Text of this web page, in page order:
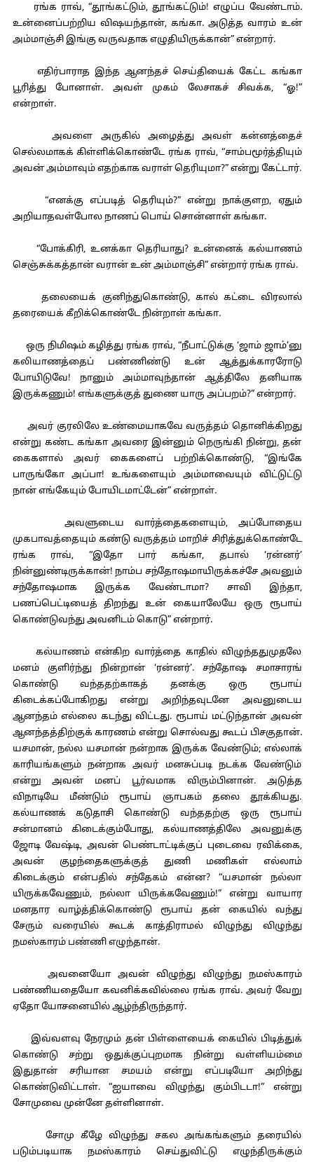
ரங்க ராவ், “தூங்கட்டும், தூங்கட்டும்! எழுப்ப வேண்டாம்.
உன்னைப்பற்றிய விஷயந்தான், கங்கா. அடுத்த வாரம் உன்
அம்மாஞ்சி இங்கு வருவதாக எழுதியிருக்கான்” என்றார்.
எதிர்பாராத இந்த ஆனந்தச் செய்தியைக் கேட்ட கங்கா
பூரித்து போனாள். அவள் முகம் லேசாகச் சிவக்க, “ஓ!”
என்றாள்.
அவளை அருகில் அழைத்து அவள் கன்னத்தைச்
செல்லமாகக் கிள்ளிக்கொண்டே ரங்க ராவ், “சாம்பமூர்த்தியும்
அவன் அம்மாவும் எதற்காக வராள் தெரியுமா?” என்று கேட்டார்.
“எனக்கு எப்படித் தெரியும்?” என்று நாக்குளற, ஏதும்
அறியாதவள்போல நாணப் பொய் சொன்னாள் கங்கா.
“போக்கிரி, உனக்கா தெரியாது? உன்னைக் கல்யாணம்
செஞ்சுக்கத்தான் வரான் உன் அம்மாஞ்சி” என்றார் ரங்க ராவ்.
தலையைக் குனிந்துகொண்டு, கால் கட்டை விரலால்
தரையைக் கீறிக்கொண்டே நின்றாள் கங்கா.
ஒரு நிமிஷம் கழித்து ரங்க ராவ், “நீபாட்டுக்கு ‘ஜாம் ஜாம்’னு
கலியாணத்தைப் பண்ணிண்டு உன் ஆத்துக்காரரோடு
போயிடுவே! நானும் அம்மாவுந்தான் ஆத்திலே தனியாக
இருக்கணும்! எங்களுக்குத் துணை யாரு அப்பறம்?” என்றார்.
அவர் குரலிலே உண்மையாகவே வருத்தம் தொனிக்கிறது
என்று கண்ட கங்கா அவரை இன்னும் நெருங்கி நின்று, தன்
கைகளால் அவர் கைகளைப் பற்றிக்கொண்டு, “இங்கே
பாருங்கோ அப்பா! உங்களையும் அம்மாவையும் விட்டுட்டு
நான் எங்கேயும் போயிடமாட்டேன்” என்றாள்.
அவளுடைய வார்த்தைகளையும், அப்போதைய
முகபாவத்தையும் கண்டு வருத்தம் மாறிச் சிரித்துக்கொண்டே
ரங்க ராவ், “இதோ பார் கங்கா, தபால் ‘ரன்னர்’
நின்னுண்டிருக்கான்! நாம்ப சந்தோஷமாயிருக்கச்சே அவனும்
சந்தோஷமாக இருக்க வேண்டாமா? சாவி இந்தா,
பணப்பெட்டியைத் திறந்து உன் கையாலேயே ஒரு ரூபாய்
கொண்டுவந்து அவனிடம் கொடு” என்றார்.
கல்யாணம் என்கிற வார்த்தை காதில் விழுந்ததுமுதலே
மனம் குளிர்ந்து நின்றான் ‘ரன்னர்’. சந்தோஷ சமாசாரங்
கொண்டு வந்ததற்காகத் தனக்கு ஒரு ரூபாய்
கிடைக்கப்போகிறது என்று அறிந்தவுடனே அவனுடைய
ஆனந்தம் எல்லை கடந்து விட்டது. ரூபாய் மட்டுந்தான் அவன்
ஆனந்தத்திற்குக் காரணம் என்று சொல்வது கூடப் பிசகுதான்.
யசமான், நல்ல யசமான் நன்றாக இருக்க வேண்டும்; எல்லாக்
காரியங்களும் நன்றாக அவர் மனசுப்படி நடக்க வேண்டும்
என்று அவன் மனப் பூர்வமாக விரும்பினான். அடுத்த
விநாடியே மீண்டும் ரூபாய் ஞாபகம் தலை தூக்கியது.
கல்யாணக் கடுதாசி கொண்டு வந்ததற்கு ஒரு ரூபாய்
சன்மானம் கிடைக்கும்போது, கல்யாணத்திலே அவனுக்கு
ஜோடி வேஷ்டி, அவன் பெண்டாட்டிக்குப் புடைவை ரவிக்கை,
அவன் குழந்தைகளுக்குத் துணி மணிகள் எல்லாம்
கிடைக்கும் என்பதில் சந்தேகம் என்ன? “யசமான் நல்லா
யிருக்கவேணும், நல்லா யிருக்கவேணும்!” என்று வாயார
மனதார வாழ்த்திக்கொண்டு ரூபாய் தன் கையில் வந்து
சேரும் வரையில் கூடக் காத்திராமல் விழுந்து விழுந்து
நமஸ்காரம் பண்ணி எழுந்தான்.
அவனையோ அவன் விழுந்து விழுந்து நமஸ்காரம்
பண்ணியதையோ கவனிக்கவில்லை ரங்க ராவ். அவர் வேறு
ஏதோ யோசனையில் ஆழ்ந்திருந்தார்.
இவ்வளவு நேரமும் தன் பிள்ளையைக் கையில் பிடித்துக்
கொண்டு சற்று ஒதுக்குப்புறமாக நின்று வள்ளியம்மை
இதுதான் சரியான சமயம் என்று எப்படியோ அறிந்து
கொண்டுவிட்டாள். “ஐயாவை விழுந்து கும்பிடடா!” என்று
சோமுவை முன்னே தள்ளினாள்.
சோமு கீழே விழுந்து சகல அங்கங்களும் தரையில்
படும்படியாக நமஸ்காரம் செய்துவிட்டு எழுந்திருக்கும்